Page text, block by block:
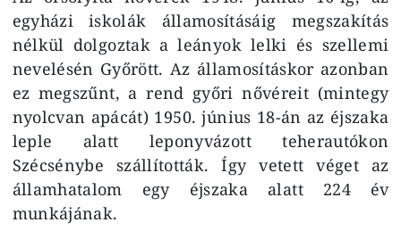
egyházi iskolák államosításáig megszakítás
nélkül dolgoztak a leányok lelki és szellemi
nevelésén Győrött. Az államosításkor azonban
ez megszűnt, a rend győri nővéreit (mintegy
nyolcvan apácát) 1950. június 18-án az éjszaka
leple alatt leponyvázott teherautókon
Szécsénybe szállították. Így vetett véget az
államhatalom egy éjszaka alatt 224 év
munkájának.